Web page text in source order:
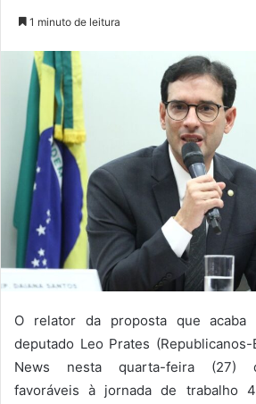
1 minuto de leitura
O relator da proposta que acaba
deputado Leo Prates
News nesta quarta-feira (27)
favoráveis à jornada de trabalho